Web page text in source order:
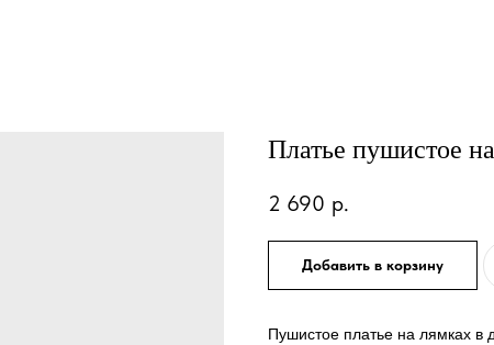
Платье пушистое
2 690 р.
Добавить в корзину
Пушистое платье на лямках